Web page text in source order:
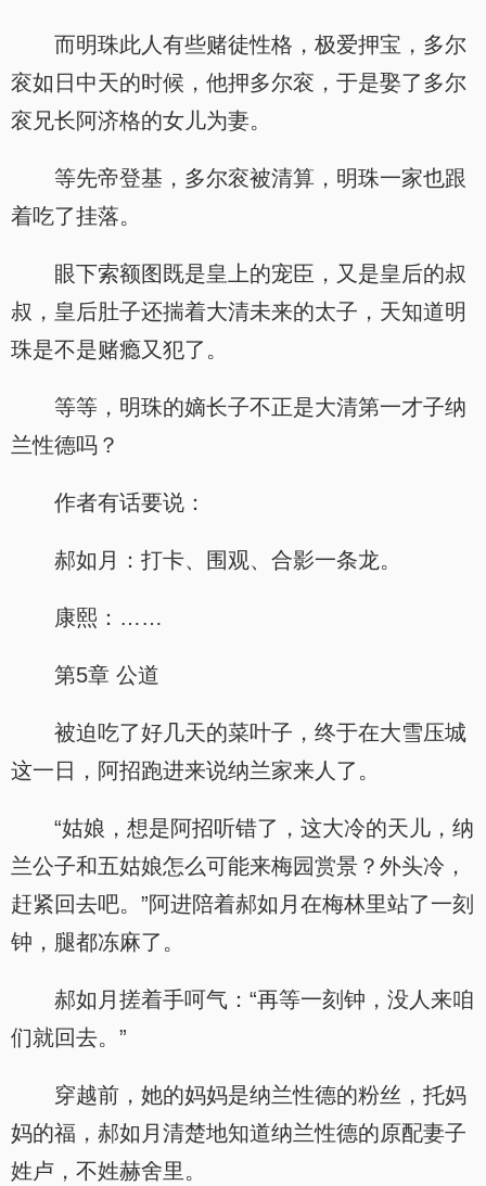
而明珠此人有些赌徒性格，极爱押宝，多尔
衮如日中天的时候，他押多尔衮，于是娶了多尔
衮兄长阿济格的女儿为妻。
等先帝登基，多尔衮被清算，明珠一家也跟
着吃了挂落。
眼下索额图既是皇上的宠臣，又是皇后的叔
叔，皇后肚子还揣着大清未来的太子，天知道明
珠是不是赌瘾又犯了。
等等，明珠的嫡长子不正是大清第一才子纳
兰性德吗？
作者有话要说：
郝如月：打卡、围观、合影一条龙。
康熙：……
第5章 公道
被迫吃了好几天的菜叶子，终于在大雪压城
这一日，阿招跑进来说纳兰家来人了。
“姑娘，想是阿招听错了，这大冷的天儿，纳
兰公子和五姑娘怎么可能来梅园赏景？外头冷，
赶紧回去吧。”阿进陪着郝如月在梅林里站了一刻
钟，腿都冻麻了。
郝如月搓着手呵气：“再等一刻钟，没人来咱
们就回去。”
穿越前，她的妈妈是纳兰性德的粉丝，托妈
妈的福，郝如月清楚地知道纳兰性德的原配妻子
姓卢，不姓赫舍里。